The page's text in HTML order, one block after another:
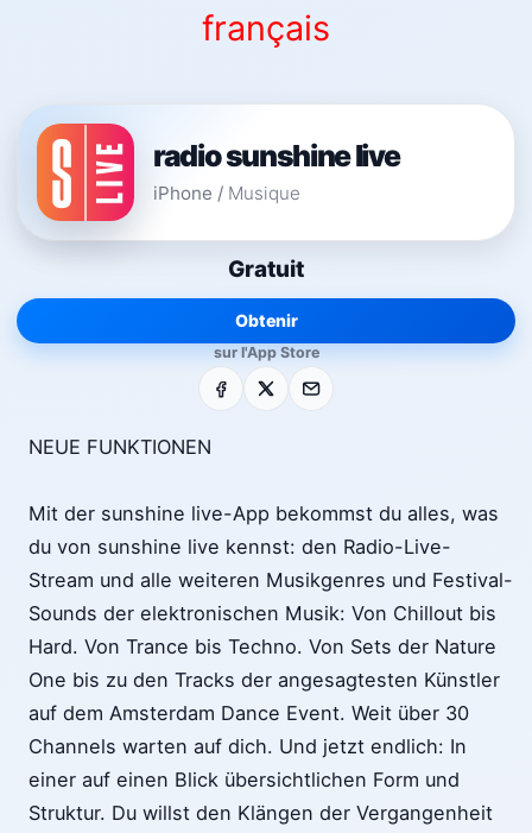
français
radio sunshine live
iPhone / Musique
Gratuit
Obtenir
sur l'App Store
Facebook E-mail
NEUE FUNKTIONEN
Mit der sunshine live-App bekommst du alles, was
du von sunshine live kennst: den Radio-Live-
Stream und alle weiteren Musikgenres und Festival-
Sounds der elektronischen Musik: Von Chillout bis
Hard. Von Trance bis Techno. Von Sets der Nature
One bis zu den Tracks der angesagtesten Künstler
auf dem Amsterdam Dance Event. Weit über 30
Channels warten auf dich. Und jetzt endlich: In
einer auf einen Blick übersichtlichen Form und
Struktur. Du willst den Klängen der Vergangenheit